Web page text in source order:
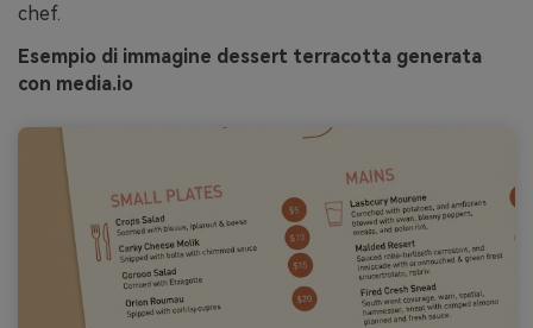
chef.
Esempio di immagine dessert terracotta generata
con media.io